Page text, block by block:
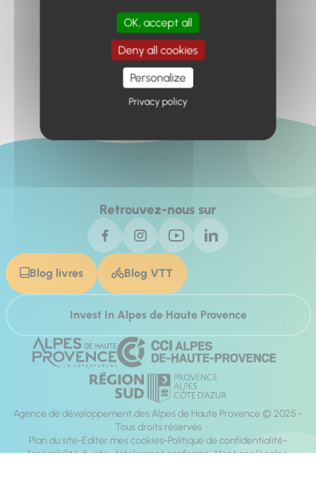
Retour à l'accueil
Retrouvez-nous sur
Blog livres Blog VTT
Invest In Alpes de Haute Provence
Agence de développement des Alpes de Haute Provence © 2025 -
Tous droits réservés
Plan du site Éditer mes cookies Politique de confidentialité
Accessibilité du site : totalement conforme Mentions légales
OK, accept all
Deny all cookies
Personalize
Privacy policy